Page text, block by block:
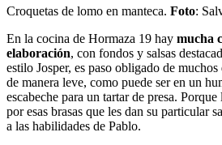
Croquetas de lomo en manteca. Foto:
En la cocina de Hormaza 19 hay mucha
elaboración, con fondos y salsas
estilo Josper, es paso obligado de muchos
de manera leve, como puede ser en un
escabeche para un tartar de presa. Porque
por esas brasas que les dan su particular
a las habilidades de Pablo.